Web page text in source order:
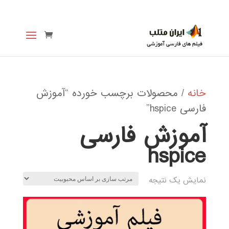
خانه / محصولات برچسب خورده “آموزش
فارسی hspice”
آموزش فارسی
hspice
نمایش یک نتیجه